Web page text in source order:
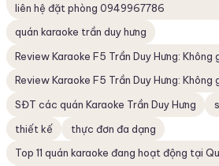
liên hệ đặt phòng 0949967786
quán karaoke trần duy hưng
Review Karaoke F5 Trần Duy Hưng: Không
Review Karaoke F5 Trần Duy Hưng: Không
SĐT các quán Karaoke Trần Duy Hưng
thiết kế
thực đơn đa dạng
Top 11 quán karaoke đang hoạt động tại